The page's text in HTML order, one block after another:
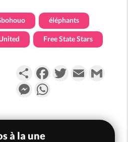
éléphants
Free State Stars
PartagerFacebookTwitterEmail
Messenger
à la une